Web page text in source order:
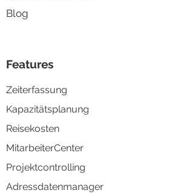
Blog
Features
Zeiterfassung
Kapazitätsplanung
Reisekosten
MitarbeiterCenter
Projektcontrolling
Adressdatenmanager